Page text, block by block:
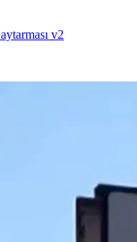
v2